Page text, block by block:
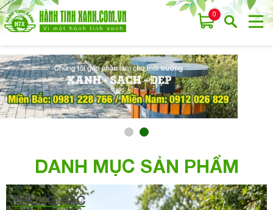
0
DANH MỤC SẢN PHẨM
THÙNG RÁC